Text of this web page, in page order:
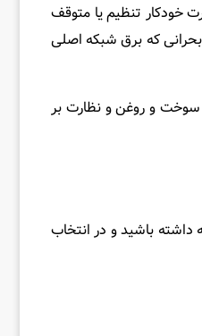
خودکار تنظیم یا متوقف
که برق شبکه اصلی
سوخت و روغن و نظارت بر
باشید و در انتخاب